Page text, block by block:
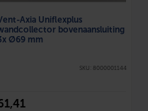
Axia Uniflexplus
bovenaansluiting
Ø69 mm
SKU: 8000001144
,41